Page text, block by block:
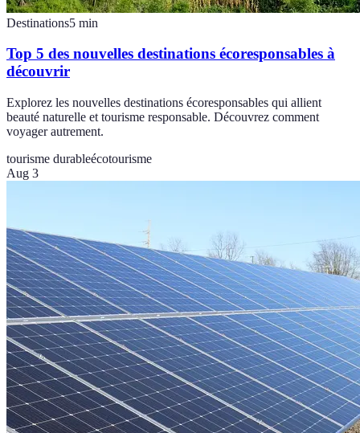
Destinations5 min
Top 5 des nouvelles destinations écoresponsables à
découvrir
Explorez les nouvelles destinations écoresponsables qui allient
beauté naturelle et tourisme responsable. Découvrez comment
voyager autrement.
tourisme durableécotourisme
Aug 3